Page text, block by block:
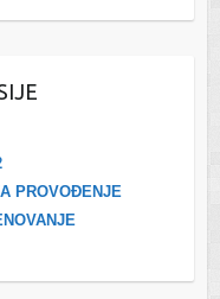
PROVOĐENJE